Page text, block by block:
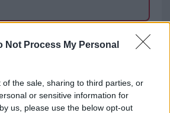
Not Process My Personal
of the sale, sharing to third parties, or
or sensitive information for
us, please use the below opt-out
nel canale telegram di